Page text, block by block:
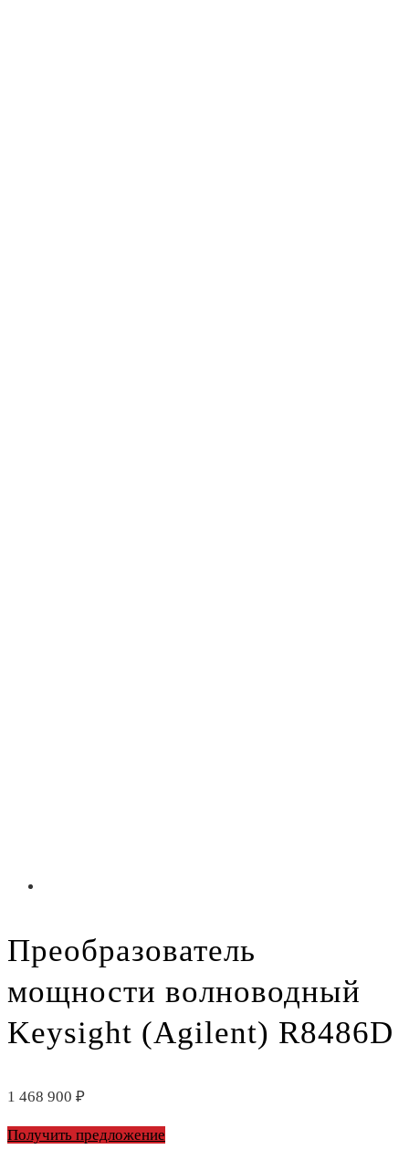
Преобразователь
мощности волноводный
Keysight (Agilent) R8486D
1 468 900 ₽
Получить предложение